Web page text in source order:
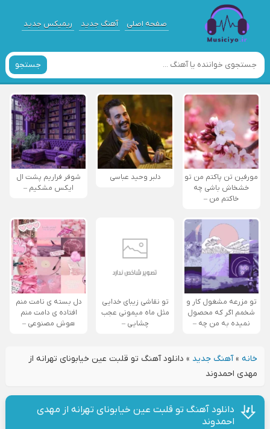
صفحه اصلی آهنگ جدید ریمیکس جدید
جستجو
مورفین تن پاکتم من تو
خشخاش باشی چه
خاکتم من –
دلبر وحید عباسی
شوفر فراریم پشت ال
ایکس مشکیم –
تو مزرعه مشغول کار و
شخمم اگر که محصول
نمیده به من چه –
تو نقاشی زیبای خدایی
مثل ماه میمونی عجب
چشایی –
دل بسته ی نامت منم
افتاده ی دامت منم
هوش مصنوعی –
خانه»آهنگ جدید » دانلود آهنگ تو قلبت عین خیابونای تهرانه از
مهدی احمدوند
دانلود آهنگ تو قلبت عین خیابونای تهرانه از مهدی
احمدوند